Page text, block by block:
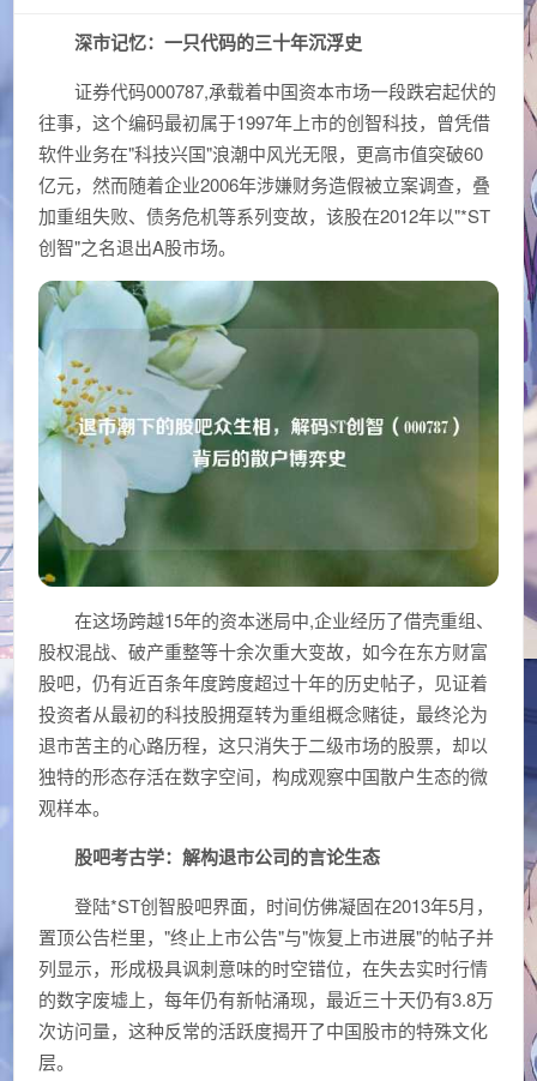
深市记忆：一只代码的三十年沉浮史
证券代码000787,承载着中国资本市场一段跌宕起伏的
往事，这个编码最初属于1997年上市的创智科技，曾凭借
软件业务在"科技兴国"浪潮中风光无限，更高市值突破60
亿元，然而随着企业2006年涉嫌财务造假被立案调查，叠
加重组失败、债务危机等系列变故，该股在2012年以"*ST
创智"之名退出A股市场。
在这场跨越15年的资本迷局中,企业经历了借壳重组、
股权混战、破产重整等十余次重大变故，如今在东方财富
股吧，仍有近百条年度跨度超过十年的历史帖子，见证着
投资者从最初的科技股拥趸转为重组概念赌徒，最终沦为
退市苦主的心路历程，这只消失于二级市场的股票，却以
独特的形态存活在数字空间，构成观察中国散户生态的微
观样本。
股吧考古学：解构退市公司的言论生态
登陆*ST创智股吧界面，时间仿佛凝固在2013年5月，
置顶公告栏里，"终止上市公告"与"恢复上市进展"的帖子并
列显示，形成极具讽刺意味的时空错位，在失去实时行情
的数字废墟上，每年仍有新帖涌现，最近三十天仍有3.8万
次访问量，这种反常的活跃度揭开了中国股市的特殊文化
层。